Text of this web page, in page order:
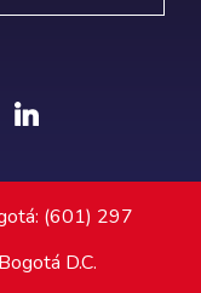
(601) 297
D.C.